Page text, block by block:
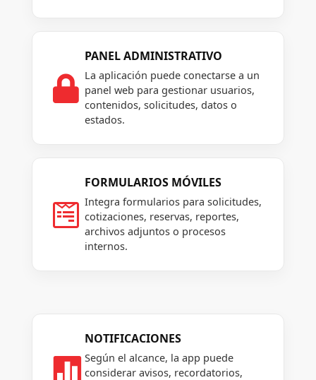

PANEL ADMINISTRATIVO
La aplicación puede conectarse a un
panel web para gestionar usuarios,
contenidos, solicitudes, datos o
estados.

FORMULARIOS MÓVILES
Integra formularios para solicitudes,
cotizaciones, reservas, reportes,
archivos adjuntos o procesos
internos.

NOTIFICACIONES
Según el alcance, la app puede
considerar avisos, recordatorios,